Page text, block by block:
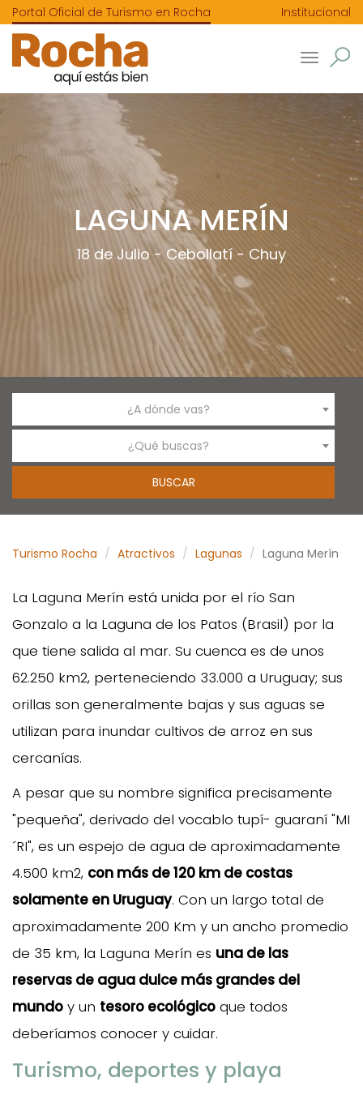
Portal Oficial de Turismo en Rocha Institucional
Toggle
LAGUNA MERÍN
18 de Julio-Cebollatí - Chuy
¿A dónde vas?
¿Qué buscas?
Turismo Rocha Atractivos Lagunas Laguna Merín
La Laguna Merín está unida por el río San
Gonzalo a la Laguna de los Patos (Brasil) por la
que tiene salida al mar. Su cuenca es de unos
62.250 km2, perteneciendo 33.000 a Uruguay; sus
orillas son generalmente bajas y sus aguas se
utilizan para inundar cultivos de arroz en sus
cercanías.
A pesar que su nombre significa precisamente
"pequeña", derivado del vocablo tupí- guaraní "MI
´RI", es un espejo de agua de aproximadamente
4.500 km2, con más de 120 km de costas
solamente en Uruguay. Con un largo total de
aproximadamente 200 Km y un ancho promedio
de 35 km, la Laguna Merín es una de las
reservas de agua dulce más grandes del
mundo y un tesoro ecológico que todos
deberíamos conocer y cuidar.
Turismo, deportes y playa